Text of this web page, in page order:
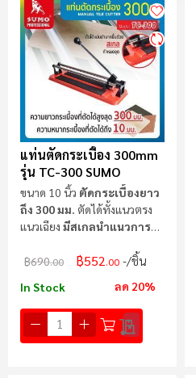
แท่นตัดกระเบื้อง 300mm
รุ่น TC-300 SUMO
ขนาด 10 นิ้ว ตัดกระเบื้องยาว
ถึง 300 มม. ตัดได้ทั้งแนวตรง
แนวเฉียง มีสเกลนำแนวการ
฿690.00 ฿552.00 /ชิ้น
In Stock ลด 20%